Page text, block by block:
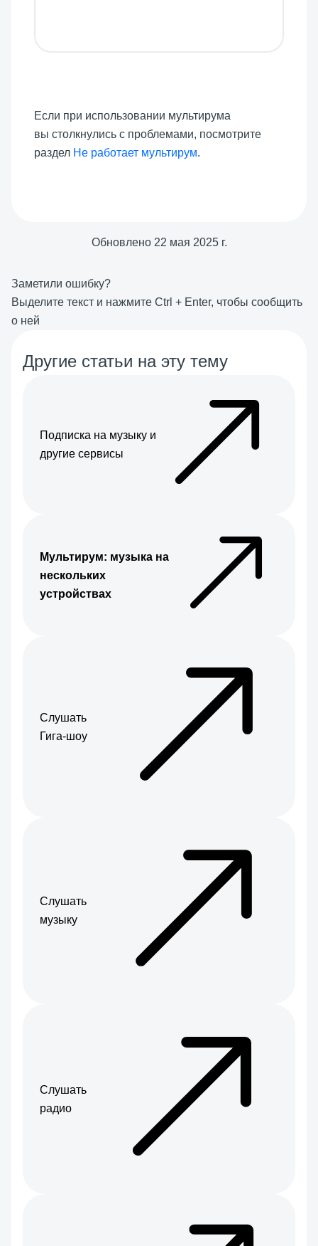
Если при использовании мультирума
вы столкнулись с проблемами, посмотрите
раздел Не работает мультирум.
Обновлено 22 мая 2025 г.
Заметили ошибку?
Выделите текст и нажмите Ctrl + Enter, чтобы сообщить
о ней
Другие статьи на эту тему
Подписка на музыку и
другие сервисы
Мультирум: музыка на
нескольких
устройствах
Слушать
Гига-шоу
Слушать
музыку
Слушать
радио